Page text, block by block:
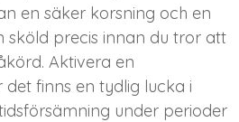
en säker korsning och en
sköld precis innan du tror att
Aktivera en
det finns en tydlig lucka i
under perioder